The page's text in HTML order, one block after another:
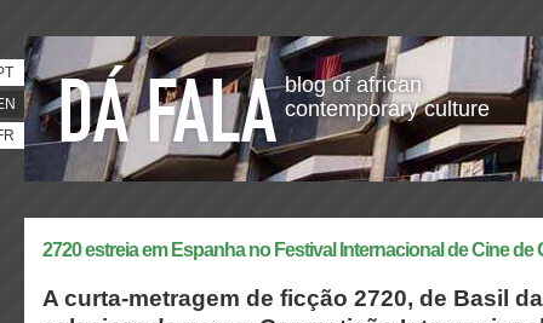
blog of african
contemporary culture
2720 estreia em Espanha no Festival Internacional de Cine de
A curta-metragem de ficção 2720, de Basil